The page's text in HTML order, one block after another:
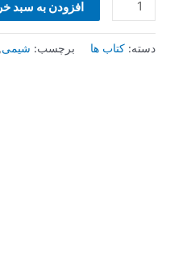
افزودن به سبد
دسته: کتاب ها برچسب: شیمی,